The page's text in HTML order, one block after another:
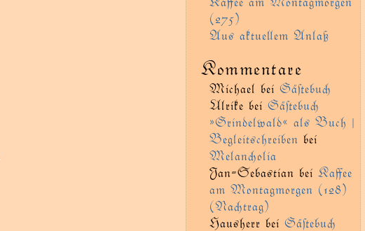
(275)
Aus aktueem Anlaß
Kommentare
Michael bei Gäﬅebu
Ulrike bei Gäﬅebu
»Grindelwald« als Buch |
Begleitschreiben bei
Melanolia
Jan-Sebastian bei Kaﬀee
am Montagmorgen (128)
(Natrag)
Hausherr bei Gäﬅebu